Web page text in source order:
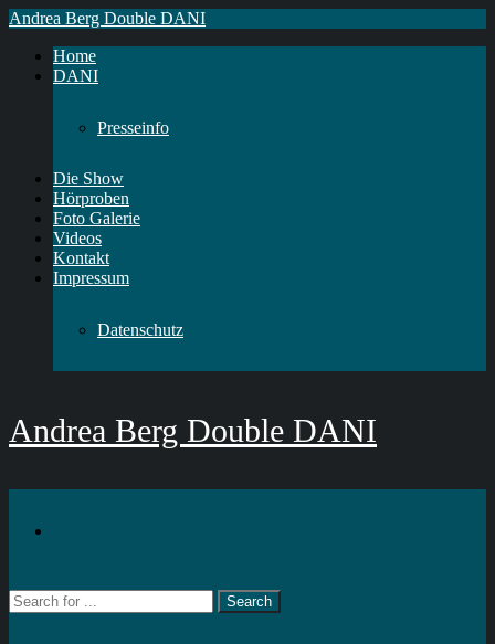
Andrea Berg Double DANI
Home
DANI
Presseinfo
Die Show
Hörproben
Foto Galerie
Videos
Kontakt
Impressum
Datenschutz
Andrea Berg Double DANI